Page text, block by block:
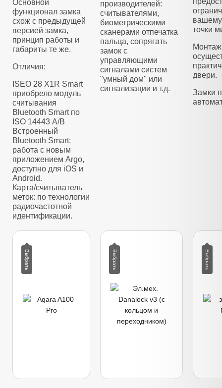
Основной
функционал замка
схож с предыдущей
версией замка,
принцип работы и
габариты те же.
Отличия:
ISEO 28 X1R Smart
приобрело модуль
считывания
Bluetooth Smart по
ISO 14443 А/B
Встроенный
Bluetooth Smart:
работа с новым
приложением Argo,
доступно для iOS и
Android.
Карта/считыватель
меток: по технологии
радиочастотной
идентификации.
производителей:
считывателями,
биометрическими
сканерами отпечатка
пальца, сопрягать
замок с
управляющими
сигналами систем
"умный дом" или
сигнализации и т.д.
вашему
точки
двери.
Замки